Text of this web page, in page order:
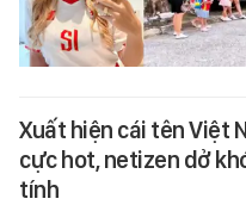
Xuất hiện cái tên Việt
cực hot, netizen dở
tính